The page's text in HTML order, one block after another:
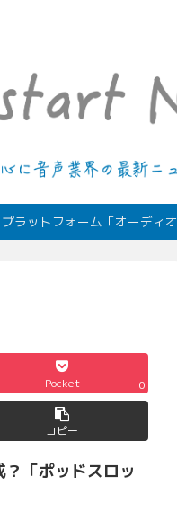
ットフォーム「オーディ
Pocket 0
コピー
「ポッドスロッ